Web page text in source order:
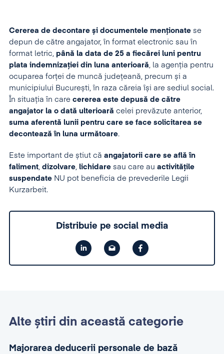
Cererea de decontare și documentele menționate se
depun de către angajator, în format electronic sau în
format letric, până la data de 25 a fiecărei luni pentru
plata indemnizației din luna anterioară, la agenția pentru
ocuparea forței de muncă județeană, precum și a
municipiului București, în raza căreia își are sediul social.
În situația în care cererea este depusă de către
angajator la o dată ulterioară celei prevăzute anterior,
suma aferentă lunii pentru care se face solicitarea se
decontează în luna următoare.
Este important de știut că angajatorii care se află în
faliment, dizolvare, lichidare sau care au activitățile
suspendate NU pot beneficia de prevederile Legii
Kurzarbeit.
Distribuie pe social media
Alte știri din această categorie
Majorarea deducerii personale de bază